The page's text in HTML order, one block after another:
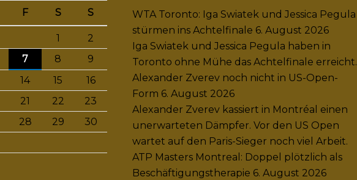
F S S
1
2
7 8
9
14 15
16
21 22
23
28 29
30
WTA Toronto: Iga Swiatek und Jessica Pegula
stürmen ins Achtelfinale 6. August 2026
Iga Swiatek und Jessica Pegula haben in
Toronto ohne Mühe das Achtelfinale erreicht.
Alexander Zverev noch nicht in US-Open-
Form 6. August 2026
Alexander Zverev kassiert in Montréal einen
unerwarteten Dämpfer. Vor den US Open
wartet auf den Paris-Sieger noch viel Arbeit.
ATP Masters Montreal: Doppel plötzlich als
Beschäftigungstherapie 6. August 2026